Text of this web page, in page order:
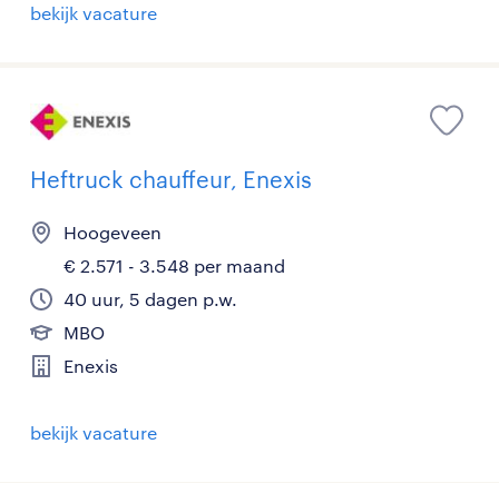
bekijk vacature
Heftruck chauffeur, Enexis
Hoogeveen
€ 2.571 - 3.548 per maand
40 uur, 5 dagen p.w.
MBO
Enexis
bekijk vacature